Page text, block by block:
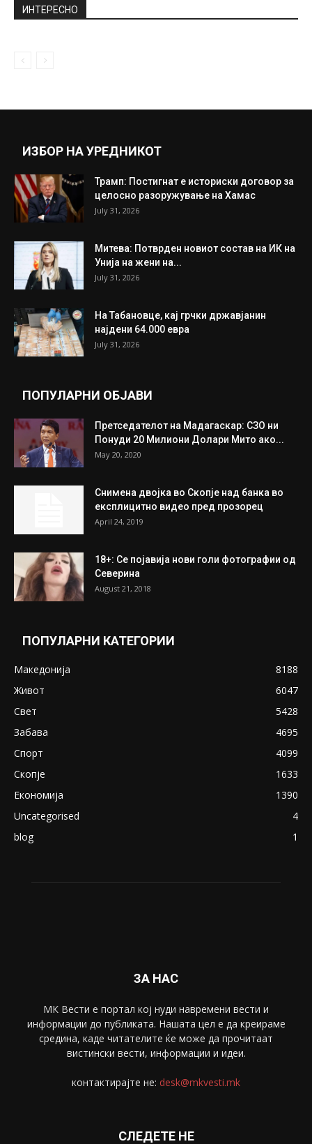
ИНТЕРЕСНО
ИЗБОР НА УРЕДНИКОТ
Трамп: Постигнат е историски договор за
целосно разоружување на Хамас
July 31, 2026
Митева: Потврден новиот состав на ИК на
Унија на жени на...
July 31, 2026
На Табановце, кај грчки државјанин
најдени 64.000 евра
July 31, 2026
ПОПУЛАРНИ ОБЈАВИ
Претседателот на Мадагаскар: СЗО ни
Понуди 20 Милиони Долари Мито ако...
May 20, 2020
Снимена двојка во Скопје над банка во
експлицитно видео пред прозорец
April 24, 2019
18+: Се појавија нови голи фотографии од
Северина
August 21, 2018
ПОПУЛАРНИ КАТЕГОРИИ
Македонија
8188
Живот
6047
Свет
5428
Забава
4695
Спорт
4099
Скопје
1633
Економија
1390
Uncategorised
4
blog
1
ЗА НАС
МК Вести е портал коj нуди навремени вести и
информации до публиката. Нашата цел е да креираме
средина, каде читателите ќе може да прочитаат
вистински вести, информации и идеи.
контактирајте не: desk@mkvesti.mk
СЛЕДЕТЕ НЕ